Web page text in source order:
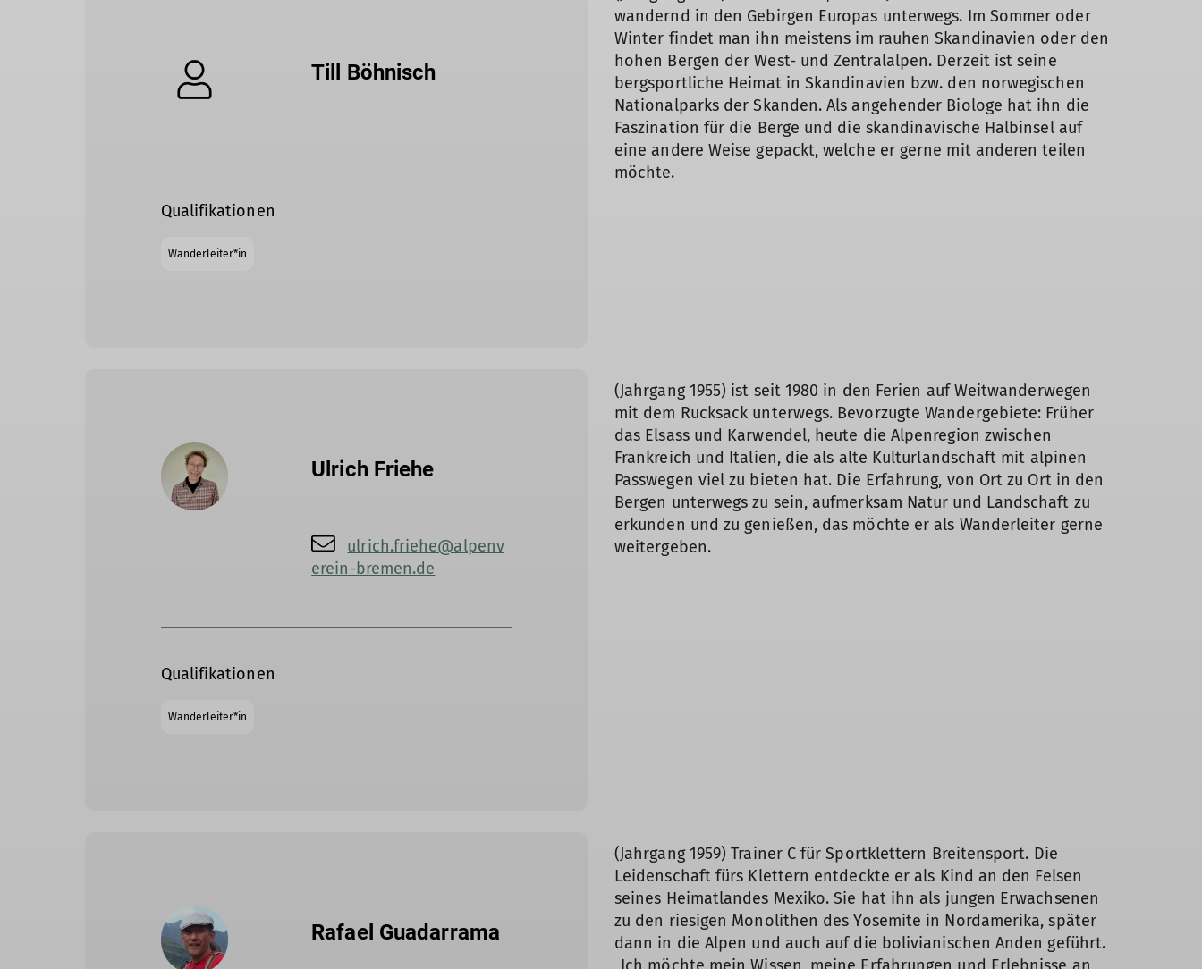
Till Böhnisch
Qualifikationen
Wanderleiter*in
wandernd in den Gebirgen Europas unterwegs. Im Sommer oder
Winter findet man ihn meistens im rauhen Skandinavien oder den
hohen Bergen der West- und Zentralalpen. Derzeit ist seine
bergsportliche Heimat in Skandinavien bzw. den norwegischen
Nationalparks der Skanden. Als angehender Biologe hat ihn die
Faszination für die Berge und die skandinavische Halbinsel auf
eine andere Weise gepackt, welche er gerne mit anderen teilen
möchte.
Ulrich Friehe
ulrich.friehe@alpenv
erein-bremen.de
Qualifikationen
Wanderleiter*in
(Jahrgang 1955) ist seit 1980 in den Ferien auf Weitwanderwegen
mit dem Rucksack unterwegs. Bevorzugte Wandergebiete: Früher
das Elsass und Karwendel, heute die Alpenregion zwischen
Frankreich und Italien, die als alte Kulturlandschaft mit alpinen
Passwegen viel zu bieten hat. Die Erfahrung, von Ort zu Ort in den
Bergen unterwegs zu sein, aufmerksam Natur und Landschaft zu
erkunden und zu genießen, das möchte er als Wanderleiter gerne
weitergeben.
Rafael Guadarrama
(Jahrgang 1959) Trainer C für Sportklettern Breitensport. Die
Leidenschaft fürs Klettern entdeckte er als Kind an den Felsen
seines Heimatlandes Mexiko. Sie hat ihn als jungen Erwachsenen
zu den riesigen Monolithen des Yosemite in Nordamerika, später
dann in die Alpen und auch auf die bolivianischen Anden geführt.